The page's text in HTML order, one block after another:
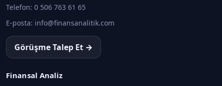
Telefon: 0 506 763 61 65
E-posta: info@finansanalitik.com
Görüşme Talep Et →
Finansal Analiz